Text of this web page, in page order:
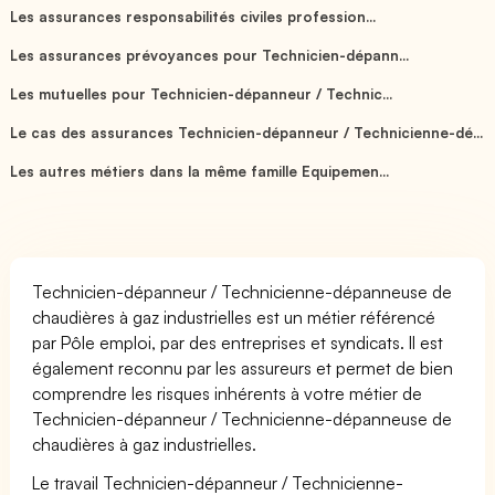
Les assurances responsabilités civiles profession...
Les assurances prévoyances pour Technicien-dépann...
Les mutuelles pour Technicien-dépanneur / Technic...
Le cas des assurances Technicien-dépanneur / Technicienne-dé...
Les autres métiers dans la même famille Equipemen...
Technicien-dépanneur / Technicienne-dépanneuse de
chaudières à gaz industrielles est un métier référencé
par Pôle emploi, par des entreprises et syndicats. Il est
également reconnu par les assureurs et permet de bien
comprendre les risques inhérents à votre métier de
Technicien-dépanneur / Technicienne-dépanneuse de
chaudières à gaz industrielles.
Le travail Technicien-dépanneur / Technicienne-